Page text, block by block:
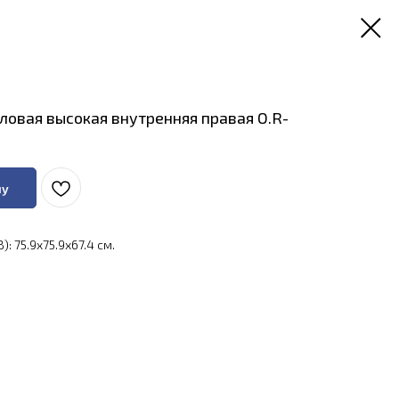
высокая внутренняя правая O.R-
75.9x75.9x67.4 см.